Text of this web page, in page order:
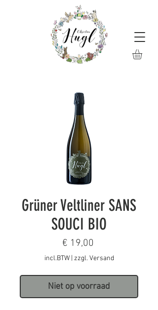
Grüner Veltliner SANS
SOUCI BIO
€ 19,00Prijs
incl.BTW zzgl. Versand
Niet op voorraad